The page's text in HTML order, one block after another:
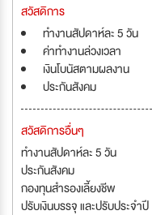
สวัสดิการ
ทำงานสัปดาห์ละ 5 วัน
ค่าทำงานล่วงเวลา
เงินโบนัสตามผลงาน
ประกันสังคม
สวัสดิการอื่นๆ
ทำงานสัปดาห์ละ 5 วัน
ประกันสังคม
กองทุนสำรองเลี้ยงชีพ
ปรับเงินบรรจุ และปรับประจำปี